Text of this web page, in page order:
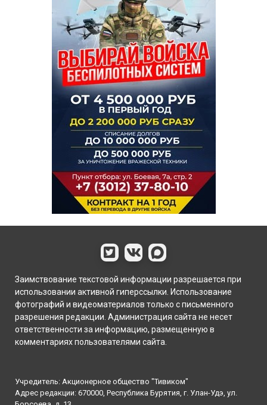
Заимствование текстовой информации разрешается при
использовании активной гиперссылки. Использование
фотографий и видеоматериалов только с письменного
разрешения редакции. Администрация сайта не несет
ответственности за информацию, размещенную в
комментариях пользователями сайта.
Учредитель: Акционерное общество "Тивиком"
Адрес редакции: 670000, Республика Бурятия, г. Улан-Удэ, ул.